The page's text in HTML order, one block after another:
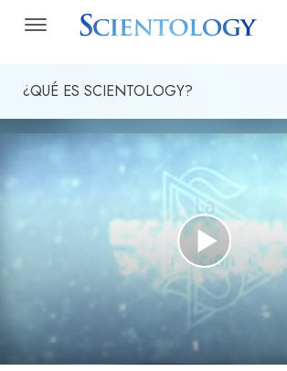
¿QUÉ ES SCIENTOLOGY?